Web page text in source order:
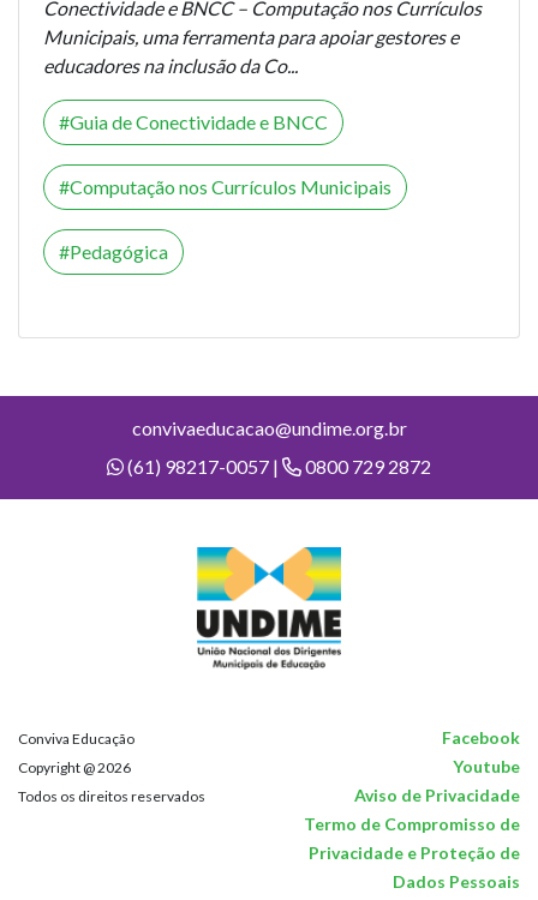
Conectividade e BNCC – Computação nos Currículos
Municipais, uma ferramenta para apoiar gestores e
educadores na inclusão da Co...
Guia de Conectividade e BNCC
Computação nos Currículos Municipais
Pedagógica
convivaeducacao@undime.org.br
(61) 98217-0057 |
0800 729 2872
Conviva Educação Facebook
Copyright @ 2026 Youtube
Todos os direitos reservados
Aviso de Privacidade
Termo de Compromisso de
Privacidade e Proteção de
Dados Pessoais